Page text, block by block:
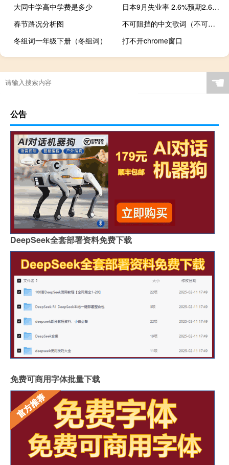
大同中学高中学费是多少
日本9月失业率 2.6%预期2.60%前值2.70%
春节路况分析图
不可阻挡的中文歌词（不可阻挡的）
冬组词一年级下册（冬组词）
打不开chrome窗口
☚
公告
DeepSeek全套部署资料免费下载
免费可商用字体批量下载